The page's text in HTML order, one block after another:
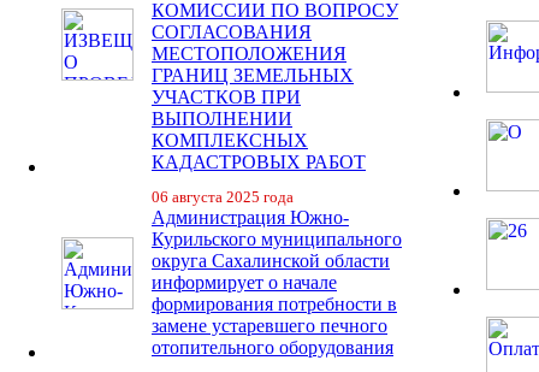
КОМИССИИ ПО ВОПРОСУ
СОГЛАСОВАНИЯ
МЕСТОПОЛОЖЕНИЯ
ГРАНИЦ ЗЕМЕЛЬНЫХ
УЧАСТКОВ ПРИ
ВЫПОЛНЕНИИ
КОМПЛЕКСНЫХ
КАДАСТРОВЫХ РАБОТ
06 августа 2025 года
Администрация Южно-
Курильского муниципального
округа Сахалинской области
информирует о начале
формирования потребности в
замене устаревшего печного
отопительного оборудования